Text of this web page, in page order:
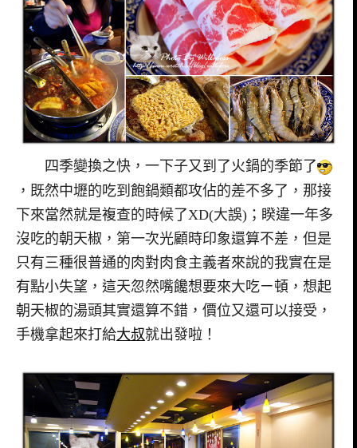
四季變換之快，一下子又到了火鍋的季節了
，既然中壢的吃到飽鍋類都攻佔的差不多了，那接
下來當然就是複查的時候了XD(大誤)；睽違一年多
沒吃的朝天椒，第一次光顧時印象還算不差，但是
只有三種很普通的肉對肉食主義者來說的我實在是
有點小失望，這天忽然嘴饞想要來大吃ㄧ頓，想起
朝天椒的湯頭其實還算不錯，價位又還可以接受，
手機拿起來打給大叔就出發啦！